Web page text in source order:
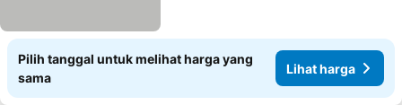
Pilih tanggal untuk melihat harga yang
sama
Lihat harga